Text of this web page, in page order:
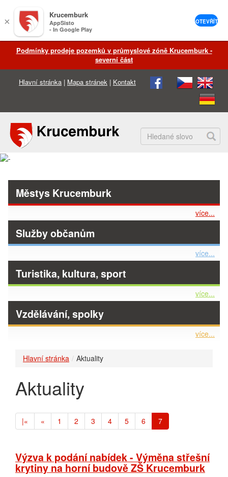
Podmínky prodeje pozemků v průmyslové zóně Krucemburk -
severní část
Hlavní stránka | Mapa stránek | Kontakt
Městys Krucemburk
více...
Služby občanům
více...
Turistika, kultura, sport
více...
Vzdělávání, spolky
více...
Hlavní stránka Aktuality
Aktuality
|« « 1 2 3 4 5 6 7(aktuální)
Výzva k podání nabídek - Výměna střešní
krytiny na horní budově ZŠ Krucemburk
×
Krucemburk
AppSisto
- In Google Play
OTEVŘÍT